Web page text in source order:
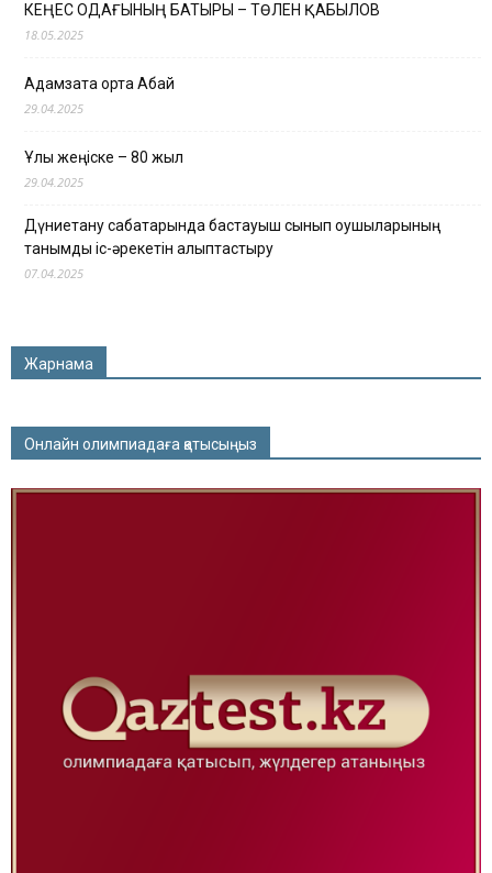
КЕҢЕС ОДАҒЫНЫҢ БАТЫРЫ – ТӨЛЕН ҚАБЫЛОВ
18.05.2025
Адамзатқа ортақ Абай
29.04.2025
Ұлы жеңіске – 80 жыл
29.04.2025
Дүниетану сабақтарында бастауыш сынып оқушыларының
танымдық іс-әрекетін қалыптастыру
07.04.2025
Жарнама
Онлайн олимпиадаға қатысыңыз